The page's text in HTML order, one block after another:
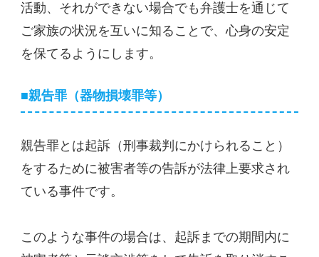
活動、それができない場合でも弁護士を通じて
ご家族の状況を互いに知ることで、心身の安定
を保てるようにします。
■親告罪（器物損壊罪等）
親告罪とは起訴（刑事裁判にかけられること）
をするために被害者等の告訴が法律上要求され
ている事件です。
このような事件の場合は、起訴までの期間内に